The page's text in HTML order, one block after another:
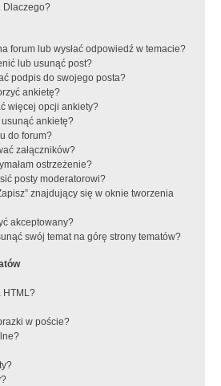
Dlaczego?
forum lub wysłać odpowiedź w temacie?
lub usunąć post?
podpis do swojego posta?
ankietę?
więcej opcji ankiety?
ankietę?
do forum?
załączników?
ostrzeżenie?
posty moderatorowi?
znajdujący się w oknie tworzenia
akceptowany?
swój temat na górę strony tematów?
HTML?
w poście?